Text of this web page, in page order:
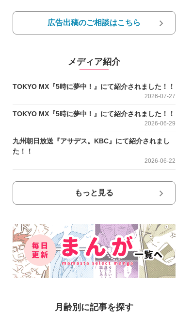
広告出稿のご相談はこちら
メディア紹介
TOKYO MX『5時に夢中！』にて紹介されました！！
2026-07-27
TOKYO MX『5時に夢中！』にて紹介されました！！
2026-06-29
九州朝日放送『アサデス。KBC』にて紹介されまし
た！！
2026-06-22
もっと見る
月齢別に記事を探す